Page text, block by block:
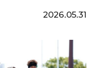
2026.05.31